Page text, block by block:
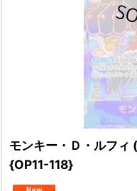
モンキー・Ｄ・ルフ
{OP11-118}